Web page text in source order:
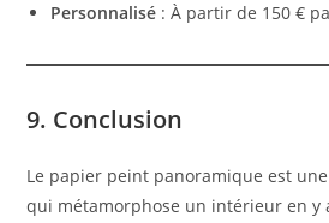
Personnalisé : À partir de 150 €
9. Conclusion
Le papier peint panoramique est
qui métamorphose un intérieur en y